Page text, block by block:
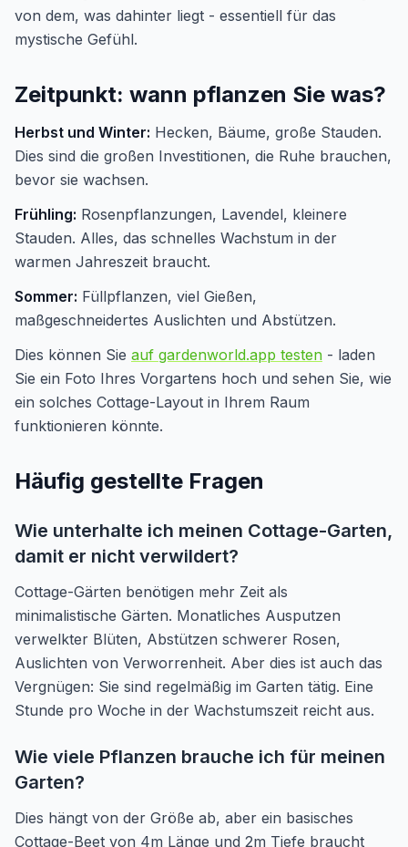
von dem, was dahinter liegt - essentiell für das
mystische Gefühl.
Zeitpunkt: wann pflanzen Sie was?
Herbst und Winter: Hecken, Bäume, große Stauden.
Dies sind die großen Investitionen, die Ruhe brauchen,
bevor sie wachsen.
Frühling: Rosenpflanzungen, Lavendel, kleinere
Stauden. Alles, das schnelles Wachstum in der
warmen Jahreszeit braucht.
Sommer: Füllpflanzen, viel Gießen,
maßgeschneidertes Auslichten und Abstützen.
Dies können Sie auf gardenworld.app testen - laden
Sie ein Foto Ihres Vorgartens hoch und sehen Sie, wie
ein solches Cottage-Layout in Ihrem Raum
funktionieren könnte.
Häufig gestellte Fragen
Wie unterhalte ich meinen Cottage-Garten,
damit er nicht verwildert?
Cottage-Gärten benötigen mehr Zeit als
minimalistische Gärten. Monatliches Ausputzen
verwelkter Blüten, Abstützen schwerer Rosen,
Auslichten von Verworrenheit. Aber dies ist auch das
Vergnügen: Sie sind regelmäßig im Garten tätig. Eine
Stunde pro Woche in der Wachstumszeit reicht aus.
Wie viele Pflanzen brauche ich für meinen
Garten?
Dies hängt von der Größe ab, aber ein basisches
Cottage-Beet von 4m Länge und 2m Tiefe braucht